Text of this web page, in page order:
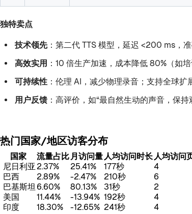
独特卖点
技术领先：第二代 TTS 模型，延迟 <200 ms，
高效实用 ：10 倍生产加速，成本降低 80%（如
可持续性：伦理 AI，减少物理录音；支持全球扩
用户反馈：高评价，如“最自然生动的声音，保
热门国家/地区访客分布
国家 流量占比 月访问量 人均访问时长 人均访问
尼日利亚 2.37% 25.41% 177秒 4
巴西
2.89% -2.47% 210秒 6
巴基斯坦 6.60% 80.13% 31秒 2
美国
11.44% -13.94% 192秒 4
印度
18.30% -12.65% 241秒 4